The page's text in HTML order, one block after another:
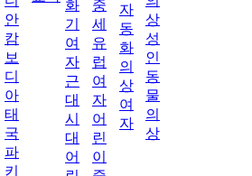
안
캄
보
디
아
태
국
파
키
화
기
여
자
근
대
시
대
어
중
세
유
럽
여
자
어
린
이
자
동
화
의
상
여
자
상
성
인
동
물
의
상